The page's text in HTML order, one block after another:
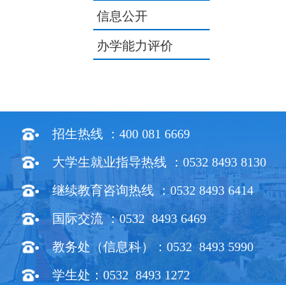
信息公开
办学能力评价
招生热线 ：400 081 6669
大学生就业指导热线 ：0532 8493 8130
继续教育咨询热线 ：0532 8493 6414
国际交流 ：0532 8493 6469
教务处（信息科）：0532 8493 5990
学生处：0532 8493 1272